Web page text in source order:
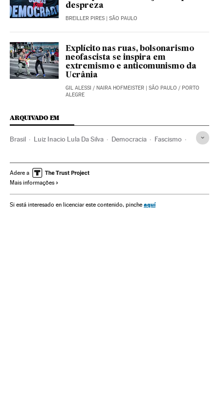
despreza
BREILLER PIRES | SÃO PAULO
Explícito nas ruas, bolsonarismo
neofascista se inspira em
extremismo e anticomunismo da
Ucrânia
GIL ALESSI / NAIRA HOFMEISTER | SÃO PAULO / PORTO
ALEGRE
ARQUIVADO EM
Brasil Luiz Inacio Lula Da Silva Democracia Fascismo
Sindicatos Ditadura Ditadura Militar Brasil
Jair Bolsonaro
Extrema esquerda
Adere a
Mais informações
Si está interesado en licenciar este contenido, pinche aquí